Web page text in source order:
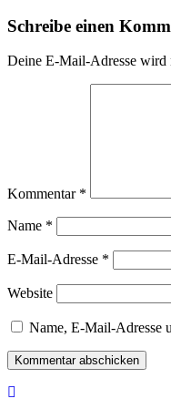
Schreibe einen
Deine E-Mail-Adresse wird
Kommentar *
Name *
E-Mail-Adresse *
Website
Name, E-Mail-Adresse